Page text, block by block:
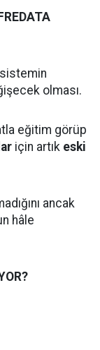
olması.
eğitim görüp
için artık eski
ancak
hâle